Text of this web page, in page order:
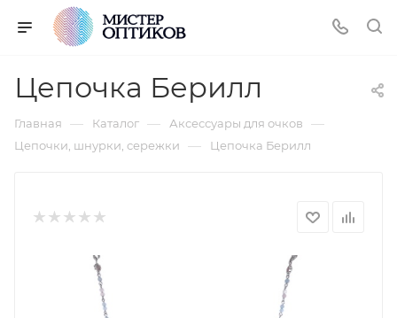
Цепочка Берилл
Главная — Каталог — Аксессуары для очков —
Цепочки, шнурки, сережки — Цепочка Берилл